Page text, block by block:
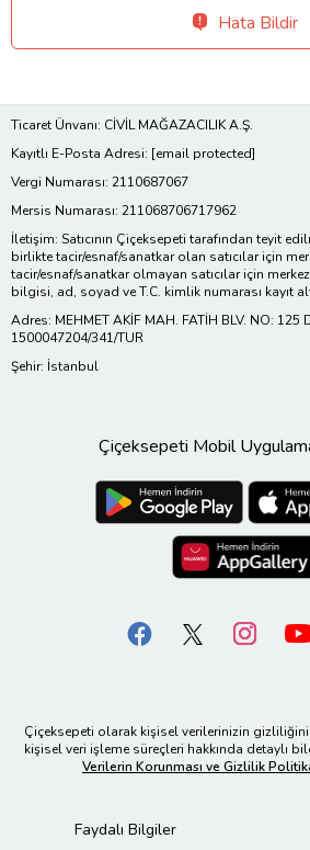
Hata Bildir
Ticaret Ünvanı: CİVİL MAĞAZACILIK A.Ş.
Kayıtlı E-Posta Adresi: [email protected]
Vergi Numarası: 2110687067
Mersis Numarası: 211068706717962
İletişim: Satıcının Çiçeksepeti tarafından teyit
birlikte tacir/esnaf/sanatkar olan satıcılar için
tacir/esnaf/sanatkar olmayan satıcılar için
bilgisi, ad, soyad ve T.C. kimlik numarası kayıt
Adres: MEHMET AKİF MAH. FATİH BLV. NO: 125
1500047204/341/TUR
Şehir: İstanbul
Çiçeksepeti Mobil
Çiçeksepeti olarak kişisel verilerinizin
kişisel veri işleme süreçleri hakkında detaylı
Verilerin Korunması ve Gizlilik
Faydalı Bilgiler